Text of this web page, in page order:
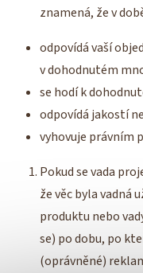
znamená, že v
odpovídá vaší
v dohodnutém
se hodí k
odpovídá jakostí
vyhovuje právním
Pokud se vada
že věc byla vadná
produktu nebo
se) po dobu, po
(oprávněné)